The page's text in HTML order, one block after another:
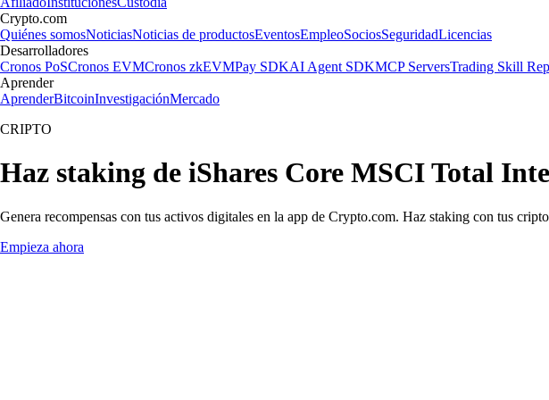
Crypto.com
Quiénes somosNoticiasNoticias de productosEventosEmpleoSociosSeguridadLicencias
Desarrolladores
Cronos PoSCronos EVMCronos zkEVMPay SDKAI Agent SDKMCP ServersTrading Skill
Aprender
AprenderBitcoinInvestigaciónMercado
CRIPTO
Haz staking de iShares Core MSCI Total
Genera recompensas con tus activos digitales en la app de Crypto.com. Haz staking con tus
Empieza ahora